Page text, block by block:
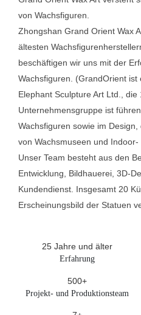
von Wachsfiguren.
Zhongshan Grand Orient Wax
ältesten
beschäftigen wir uns mit der
Wachsfiguren. (GrandOrient ist
Elephant Sculpture Art Ltd.,
Unternehmensgruppe ist
Wachsfiguren sowie im
von Wachsmuseen und
Unser Team besteht aus den
Entwicklung, Bildhauerei, 3D-
Kundendienst. Insgesamt 20
Erscheinungsbild der Statuen
25 Jahre und älter
Erfahrung
500+
Projekt- und Produktionsteam